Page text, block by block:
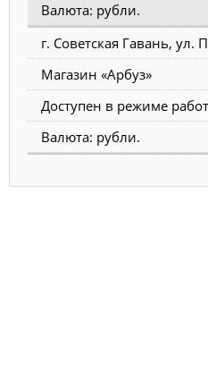
Валюта: рубли.
г. Советская Гавань, ул.
Магазин «Арбуз»
Доступен в режиме
Валюта: рубли.